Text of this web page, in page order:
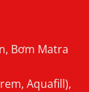
Bơm Matra
Aquafill),